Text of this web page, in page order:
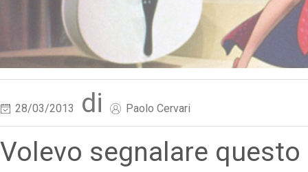
28/03/2013 di Paolo Cervari
Volevo segnalare